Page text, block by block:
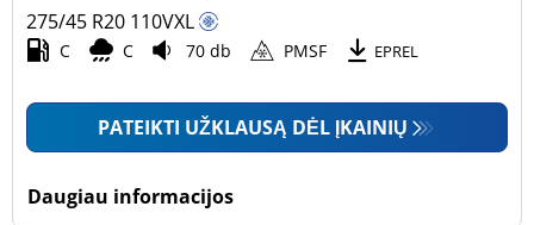
275/45 R20 110VXL
C C 70 db PMSF EPREL
PATEIKTI UŽKLAUSĄ DĖL ĮKAINIŲ
Daugiau informacijos